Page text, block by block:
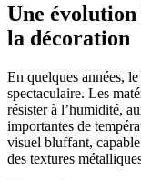
Une évolution
la décoration
En quelques années,
spectaculaire. Les
résister à l’humidité,
importantes de
visuel bluffant,
des textures